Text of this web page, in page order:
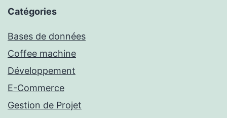
Catégories
Bases de données
Coffee machine
Développement
E-Commerce
Gestion de Projet